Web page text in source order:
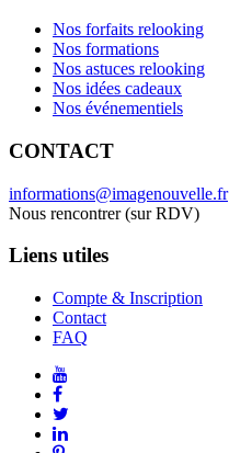
Nos forfaits relooking
Nos formations
Nos astuces relooking
Nos idées cadeaux
Nos événementiels
CONTACT
informations@imagenouvelle.fr
Nous rencontrer (sur RDV)
Liens utiles
Compte & Inscription
Contact
FAQ